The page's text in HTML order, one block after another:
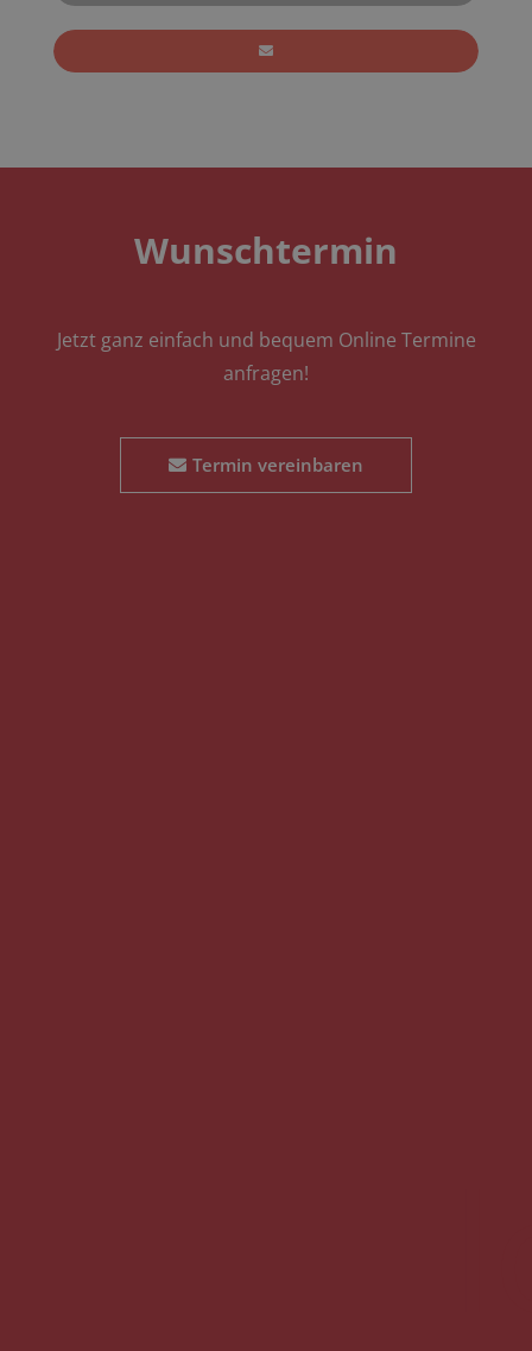
Wunschtermin
Jetzt ganz einfach und bequem Online Termine
anfragen!
Termin vereinbaren